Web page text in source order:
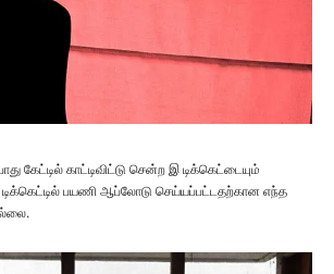
கேட்டில் காட்டிவிட்டு சென்ற இ டிக்கெட்டையும்
பயணி ஆப்லோடு செய்யப்பட்டதற்கான எந்த